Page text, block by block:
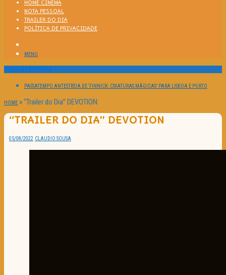
HOME CINEMA
NOTA PESSOAL
TRAILER DO DIA
POLÍTICA DE PRIVACIDADE
MENU
Passatempos
PASSATEMPO ANTESTREIA DE ‘FINNICK: CRIATURAS MÁGICAS’ PARA LISBOA E PORTO
HOME »“Trailer do Dia” DEVOTION
“TRAILER DO DIA” DEVOTION
05/08/2022 CLAUDIO SOUSA